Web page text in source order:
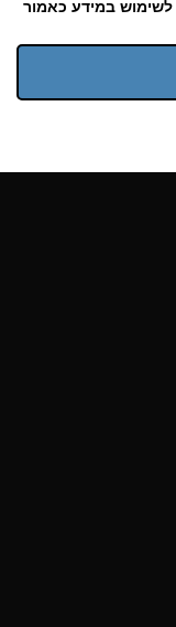
לשימוש במידע כאמור